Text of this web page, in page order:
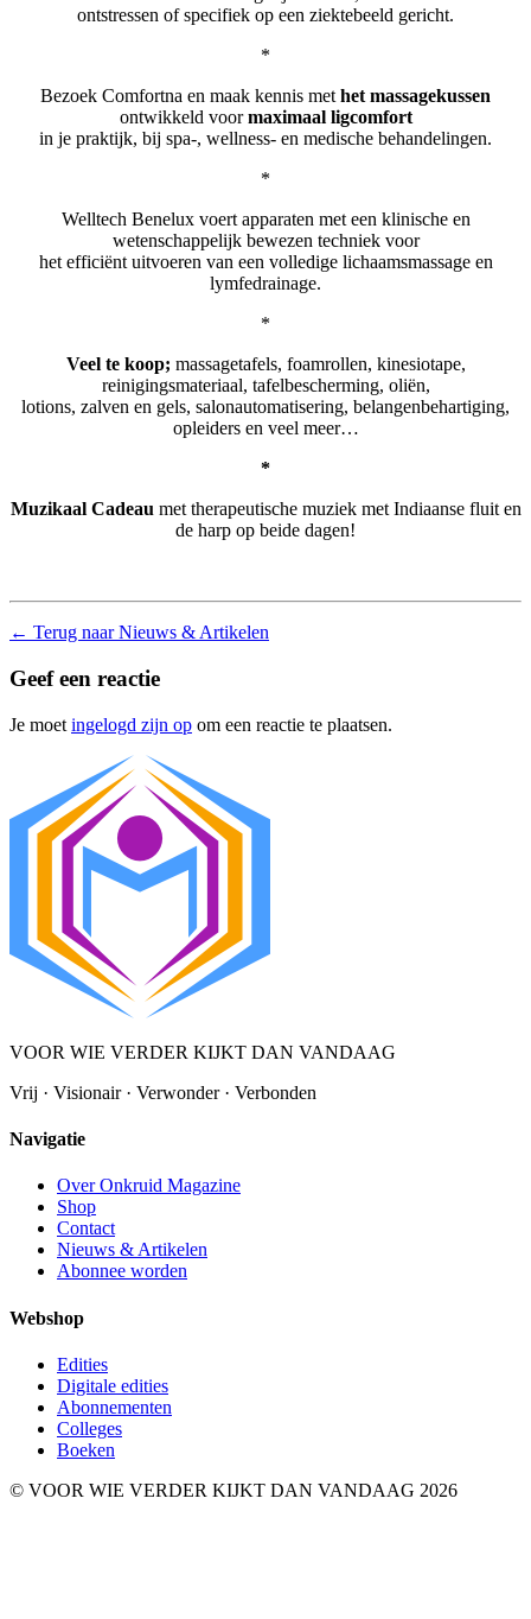
ontstressen of specifiek op een ziektebeeld gericht.
*
Bezoek Comfortna en maak kennis met het massagekussen
ontwikkeld voormaximaal ligcomfort
in je praktijk, bij spa-, wellness- en medische behandelingen.
*
Welltech Benelux voert apparaten met een klinische en
wetenschappelijk bewezen techniek voor
het efficiënt uitvoeren van een volledige lichaamsmassage en
lymfedrainage.
*
Veel te koop; massagetafels, foamrollen, kinesiotape,
reinigingsmateriaal, tafelbescherming, oliën,
lotions, zalven en gels, salonautomatisering, belangenbehartiging,
opleiders en veel meer…
*
Muzikaal Cadeau met therapeutische muziek met Indiaanse fluit en
de harp op beide dagen!
← Terug naar Nieuws & Artikelen
Geef een reactie
Je moet ingelogd zijn op om een reactie te plaatsen.
VOOR WIE VERDER KIJKT DAN VANDAAG
Vrij · Visionair · Verwonder · Verbonden
Navigatie
Over Onkruid Magazine
Shop
Contact
Nieuws & Artikelen
Abonnee worden
Webshop
Edities
Digitale edities
Abonnementen
Colleges
Boeken
© VOOR WIE VERDER KIJKT DAN VANDAAG 2026